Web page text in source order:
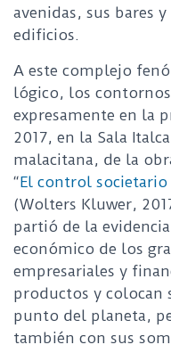
avenidas, sus bares
edificios.
A este complejo
lógico, los
expresamente en la
2017, en la Sala
malacitana, de la
“El control societario
(Wolters Kluwer,
partió de la
económico de los
empresariales y
productos y colocan
punto del planeta,
también con sus